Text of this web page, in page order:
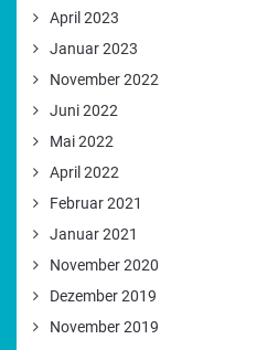
April 2023
Januar 2023
November 2022
Juni 2022
Mai 2022
April 2022
Februar 2021
Januar 2021
November 2020
Dezember 2019
November 2019